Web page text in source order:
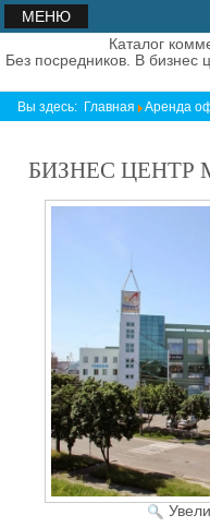
МЕНЮ
Каталог
Без посредников. В
Вы здесь: Главная Аренда
БИЗНЕС ЦЕНТР